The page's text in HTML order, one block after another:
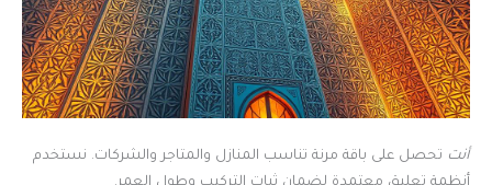
أنت تحصل على باقة مرنة تناسب المنازل والمتاجر والشركات. نستخدم